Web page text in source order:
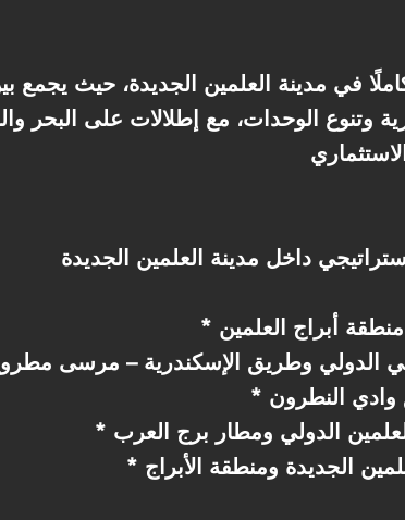
وتنوع الوحدات، مع إطلالات على البحر
أبراج العلمين
الدولي وطريق الإسكندرية – مرسى
الجديدة ومنطقة الأبراج